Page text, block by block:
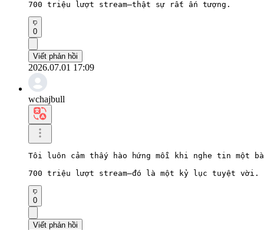
700 triệu lượt stream—thật sự rất ấn tượng.
0
Viết phản hồi
2026.07.01 17:09
wchajbull
Tôi luôn cảm thấy hào hứng mỗi khi nghe tin một
700 triệu lượt stream—đó là một kỷ lục tuyệt vời.
0
Viết phản hồi